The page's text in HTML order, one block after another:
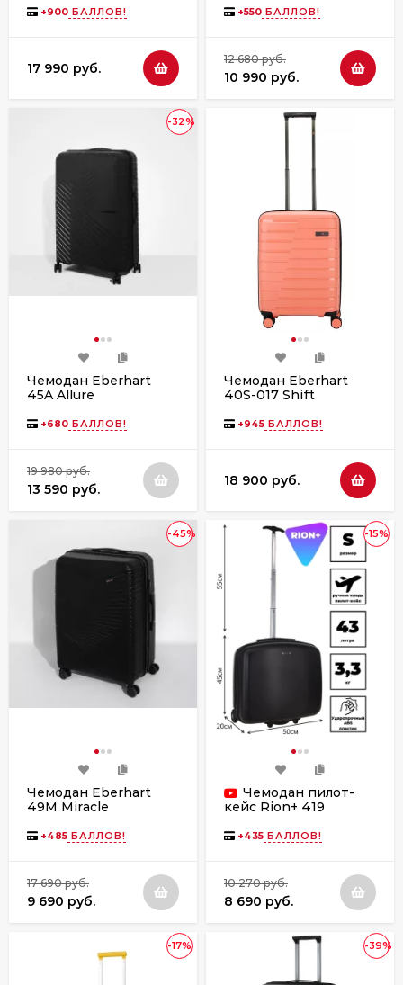
колеса
+900 БАЛЛОВ!
17 990 руб.
+550 БАЛЛОВ!
12 680 руб.
10 990 руб.
-32%
Чемодан Eberhart
45A Allure
+680 БАЛЛОВ!
19 980 руб.
13 590 руб.
Чемодан Eberhart
40S-017 Shift
персик
+945 БАЛЛОВ!
18 900 руб.
-45%
Чемодан Eberhart
49M Miracle
+485 БАЛЛОВ!
17 690 руб.
9 690 руб.
-15%
Чемодан пилот-
кейс Rion+ 419
+435 БАЛЛОВ!
10 270 руб.
8 690 руб.
-17% -39%